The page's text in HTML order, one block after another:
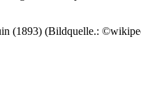
(1893) (Bildquelle.: